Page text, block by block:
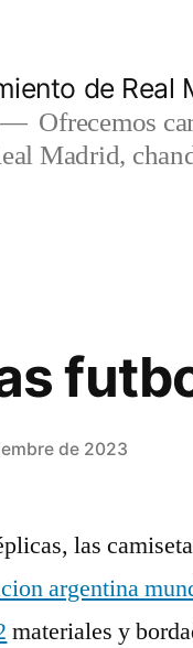
de
Ofrecemos
Madrid,
de 2023
las
argentina
materiales y